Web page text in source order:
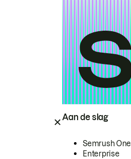
Aan de slag
Semrush One
Enterprise